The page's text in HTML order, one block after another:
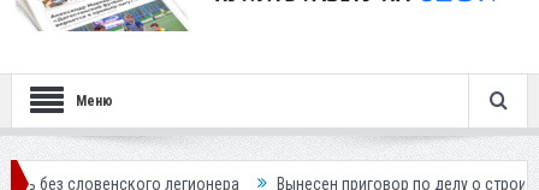
Меню
легионера Вынесен приговор по делу о строительстве